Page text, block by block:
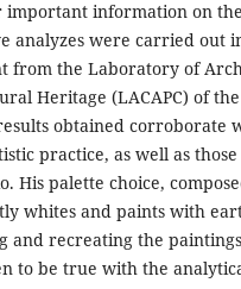
important information on
analyzes were carried out
from the Laboratory of
Heritage (LACAPC) of
obtained corroborate
practice, as well as
His palette choice,
whites and paints with
and recreating the
to be true with the